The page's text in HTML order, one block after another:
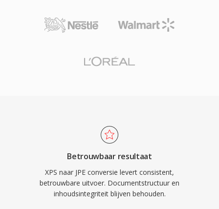
Betrouwbaar resultaat
XPS naar JPE conversie levert consistent,
betrouwbare uitvoer. Documentstructuur en
inhoudsintegriteit blijven behouden.